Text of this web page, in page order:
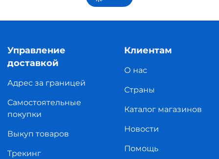
Управление
доставкой
Адрес за границей
Самостоятельные
покупки
Выкуп товаров
Трекинг
Клиентам
О нас
Страны
Каталог магазинов
Новости
Помощь